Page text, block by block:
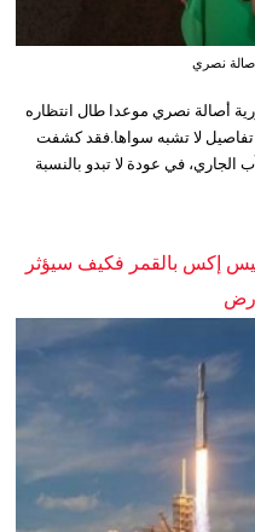
أصالة نصري
أصالة نصري موعدا طال انتظاره
تفاصيل لا تشبه سواها.فقد كشفت
الجاري، في عودة لا تبدو بالنسبة
إكس بالقمر فكيف سيؤثر